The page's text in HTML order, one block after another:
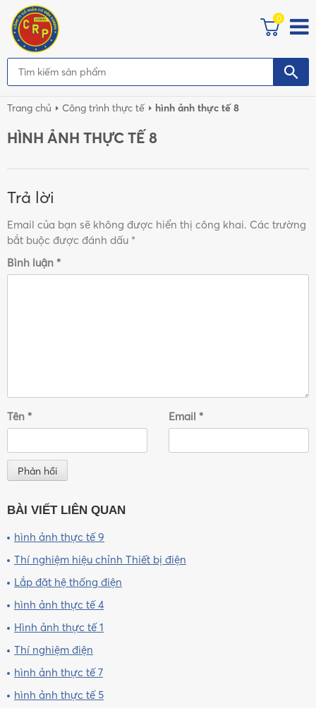
0
Trang chủ Công trình thực tế hình ảnh thực tế 8
HÌNH ẢNH THỰC TẾ 8
Trả lời
Email của bạn sẽ không được hiển thị công khai. Các trường
bắt buộc được đánh dấu *
Bình luận *
Tên * Email *
BÀI VIẾT LIÊN QUAN
hình ảnh thực tế 9
Thí nghiệm hiệu chỉnh Thiết bị điện
Lắp đặt hệ thống điện
hình ảnh thực tế 4
Hình ảnh thực tế 1
Thí nghiệm điện
hình ảnh thực tế 7
hình ảnh thực tế 5